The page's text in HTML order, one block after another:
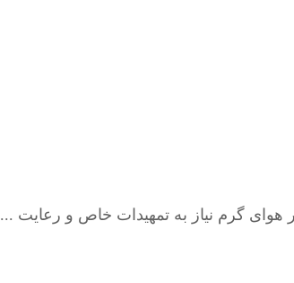
گرم نیاز به تمهیدات خاص و رعایت ...